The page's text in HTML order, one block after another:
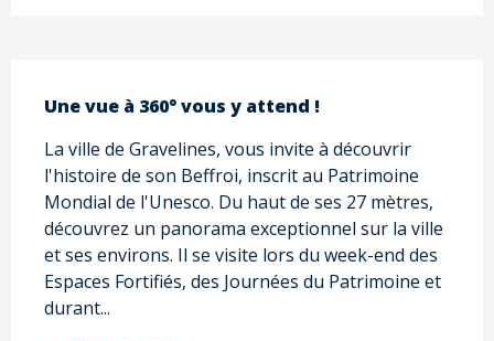
Description
Une vue à 360° vous y attend !
La ville de Gravelines, vous invite à découvrir
l'histoire de son Beffroi, inscrit au Patrimoine
Mondial de l'Unesco. Du haut de ses 27 mètres,
découvrez un panorama exceptionnel sur la ville
et ses environs. Il se visite lors du week-end des
Espaces Fortifiés, des Journées du Patrimoine et
durant...